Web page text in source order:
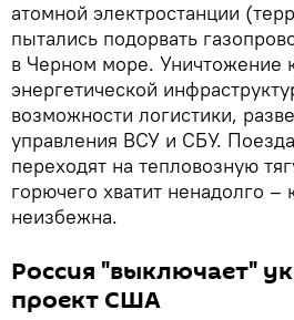
атомной электростанции
пытались подорвать
в Черном море. Уничтожение
энергетической
возможности логистики,
управления ВСУ и СБУ.
переходят на тепловозную
горючего хватит ненадолго –
неизбежна.
Россия "выключает"
проект США